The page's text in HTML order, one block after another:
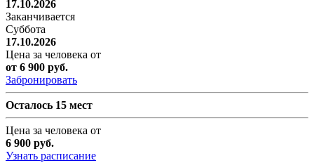
17.10.2026
Заканчивается
Суббота
17.10.2026
Цена за человека от
от 6 900 руб.
Забронировать
Осталось 15 мест
Цена за человека от
6 900 руб.
Узнать расписание